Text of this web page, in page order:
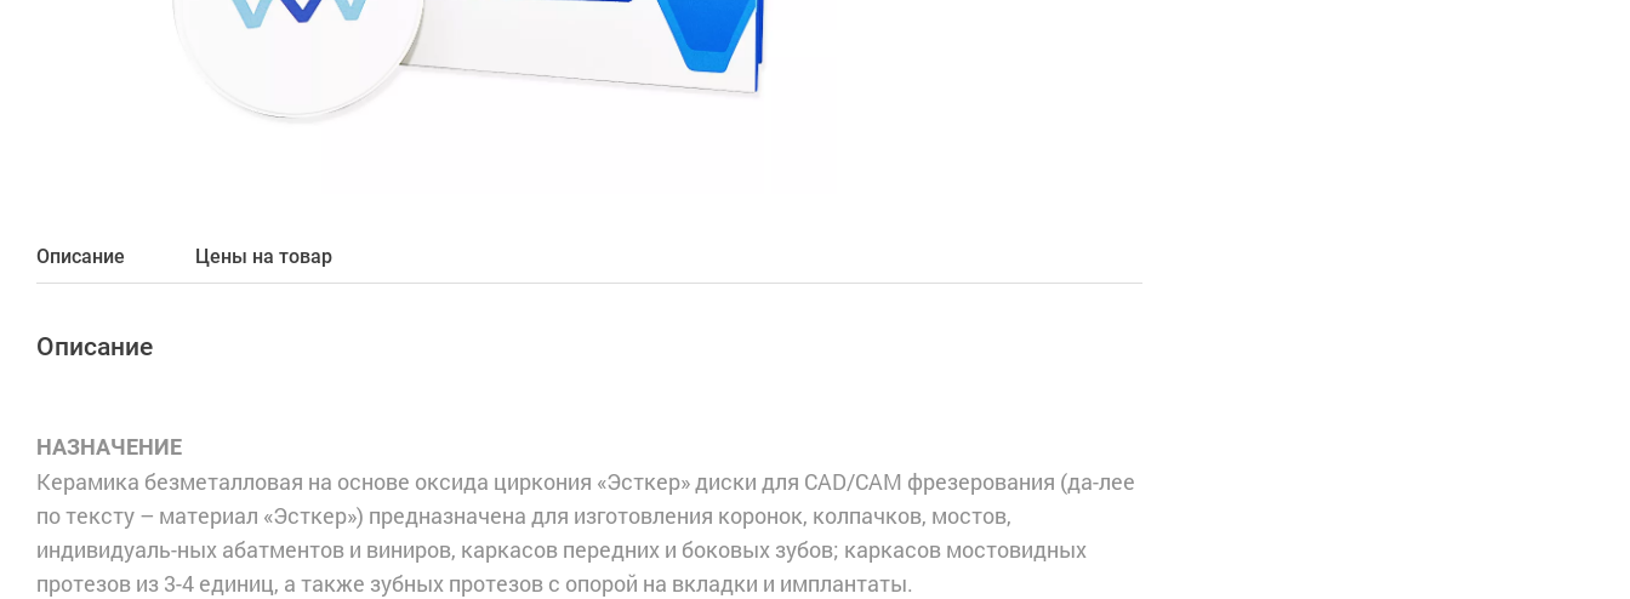
Описание Цены на товар
Описание
НАЗНАЧЕНИЕ
Керамика безметалловая на основе оксида циркония «Эсткер» диски для CAD/CAM фрезерования (да-лее
по тексту – материал «Эсткер») предназначена для изготовления коронок, колпачков, мостов,
индивидуаль-ных абатментов и виниров, каркасов передних и боковых зубов; каркасов мостовидных
протезов из 3-4 единиц, а также зубных протезов с опорой на вкладки и имплантаты.